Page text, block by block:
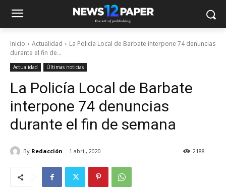
Inicio Actualidad
La Policía Local de Barbate interpone 74 denuncias
durante el fin de...
Actualidad Últimas noticias
La Policía Local de Barbate
interpone 74 denuncias
durante el fin de semana
By Redacción 1 abril, 2020 2188